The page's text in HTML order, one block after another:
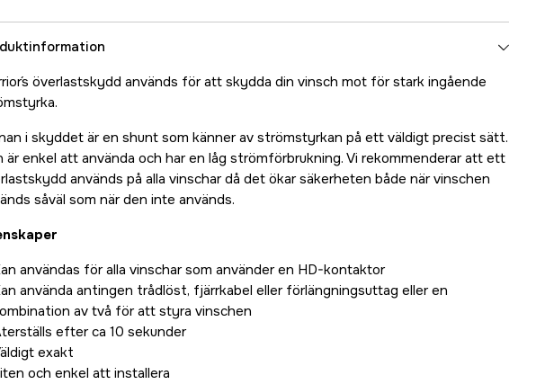
överlastskydd används för att skydda din vinsch mot för stark ingående
i skyddet är en shunt som känner av strömstyrkan på ett väldigt precist sätt.
är enkel att använda och har en låg strömförbrukning. Vi rekommenderar att ett
används på alla vinschar då det ökar säkerheten både när vinschen
såväl som när den inte används.
användas för alla vinschar som använder en HD-kontaktor
använda antingen trådlöst, fjärrkabel eller förlängningsuttag eller en
av två för att styra vinschen
efter ca 10 sekunder
exakt
och enkel att installera